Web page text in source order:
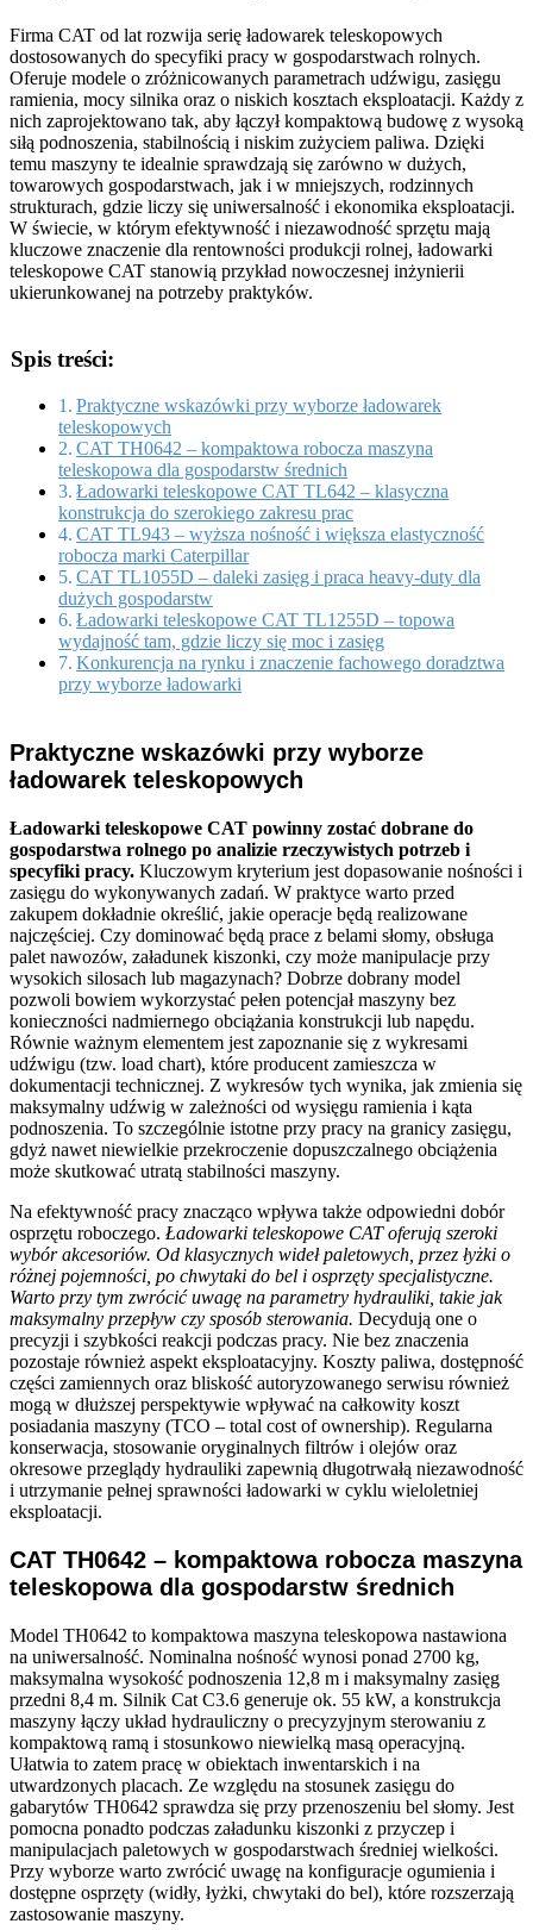
Firma CAT od lat rozwija serię ładowarek teleskopowych
dostosowanych do specyfiki pracy w gospodarstwach rolnych.
Oferuje modele o zróżnicowanych parametrach udźwigu, zasięgu
ramienia, mocy silnika oraz o niskich kosztach eksploatacji. Każdy z
nich zaprojektowano tak, aby łączył kompaktową budowę z wysoką
siłą podnoszenia, stabilnością i niskim zużyciem paliwa. Dzięki
temu maszyny te idealnie sprawdzają się zarówno w dużych,
towarowych gospodarstwach, jak i w mniejszych, rodzinnych
strukturach, gdzie liczy się uniwersalność i ekonomika eksploatacji.
W świecie, w którym efektywność i niezawodność sprzętu mają
kluczowe znaczenie dla rentowności produkcji rolnej, ładowarki
teleskopowe CAT stanowią przykład nowoczesnej inżynierii
ukierunkowanej na potrzeby praktyków.
Spis treści:
Praktyczne wskazówki przy wyborze ładowarek
teleskopowych
CAT TH0642 – kompaktowa robocza maszyna
teleskopowa dla gospodarstw średnich
Ładowarki teleskopowe CAT TL642 – klasyczna
konstrukcja do szerokiego zakresu prac
CAT TL943 – wyższa nośność i większa elastyczność
robocza marki Caterpillar
CAT TL1055D – daleki zasięg i praca heavy-duty dla
dużych gospodarstw
Ładowarki teleskopowe CAT TL1255D – topowa
wydajność tam, gdzie liczy się moc i zasięg
Konkurencja na rynku i znaczenie fachowego doradztwa
przy wyborze ładowarki
Praktyczne wskazówki przy wyborze
ładowarek teleskopowych
Ładowarki teleskopowe CAT powinny zostać dobrane do
gospodarstwa rolnego po analizie rzeczywistych potrzeb i
specyfiki pracy. Kluczowym kryterium jest dopasowanie nośności i
zasięgu do wykonywanych zadań. W praktyce warto przed
zakupem dokładnie określić, jakie operacje będą realizowane
najczęściej. Czy dominować będą prace z belami słomy, obsługa
palet nawozów, załadunek kiszonki, czy może manipulacje przy
wysokich silosach lub magazynach? Dobrze dobrany model
pozwoli bowiem wykorzystać pełen potencjał maszyny bez
konieczności nadmiernego obciążania konstrukcji lub napędu.
Równie ważnym elementem jest zapoznanie się z wykresami
udźwigu (tzw. load chart), które producent zamieszcza w
dokumentacji technicznej. Z wykresów tych wynika, jak zmienia się
maksymalny udźwig w zależności od wysięgu ramienia i kąta
podnoszenia. To szczególnie istotne przy pracy na granicy zasięgu,
gdyż nawet niewielkie przekroczenie dopuszczalnego obciążenia
może skutkować utratą stabilności maszyny.
Na efektywność pracy znacząco wpływa także odpowiedni dobór
osprzętu roboczego. Ładowarki teleskopowe CAT oferują szeroki
wybór akcesoriów. Od klasycznych wideł paletowych, przez łyżki o
różnej pojemności, po chwytaki do bel i osprzęty specjalistyczne.
Warto przy tym zwrócić uwagę na parametry hydrauliki, takie jak
maksymalny przepływ czy sposób sterowania. Decydują one o
precyzji i szybkości reakcji podczas pracy. Nie bez znaczenia
pozostaje również aspekt eksploatacyjny. Koszty paliwa, dostępność
części zamiennych oraz bliskość autoryzowanego serwisu również
mogą w dłuższej perspektywie wpływać na całkowity koszt
posiadania maszyny (TCO – total cost of ownership). Regularna
konserwacja, stosowanie oryginalnych filtrów i olejów oraz
okresowe przeglądy hydrauliki zapewnią długotrwałą niezawodność
i utrzymanie pełnej sprawności ładowarki w cyklu wieloletniej
eksploatacji.
CAT TH0642 – kompaktowa robocza maszyna
teleskopowa dla gospodarstw średnich
Model TH0642 to kompaktowa maszyna teleskopowa nastawiona
na uniwersalność. Nominalna nośność wynosi ponad 2700 kg,
maksymalna wysokość podnoszenia 12,8 m i maksymalny zasięg
przedni 8,4 m. Silnik Cat C3.6 generuje ok. 55 kW, a konstrukcja
maszyny łączy układ hydrauliczny o precyzyjnym sterowaniu z
kompaktową ramą i stosunkowo niewielką masą operacyjną.
Ułatwia to zatem pracę w obiektach inwentarskich i na
utwardzonych placach. Ze względu na stosunek zasięgu do
gabarytów TH0642 sprawdza się przy przenoszeniu bel słomy. Jest
pomocna ponadto podczas załadunku kiszonki z przyczep i
manipulacjach paletowych w gospodarstwach średniej wielkości.
Przy wyborze warto zwrócić uwagę na konfiguracje ogumienia i
dostępne osprzęty (widły, łyżki, chwytaki do bel), które rozszerzają
zastosowanie maszyny.